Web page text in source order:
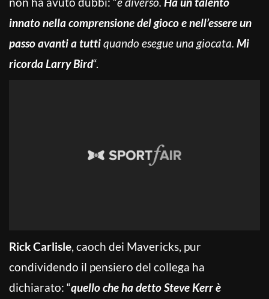
innato nella comprensione del gioco e nell’essere un
passo avanti a tuttiquando esegue una giocata. Mi
ricorda Larry Bird“.
Rick Carlisle, caoch dei Mavericks, pur
condividendo il pensiero del collega ha
dichiarato: “quello che ha detto Steve Kerr è